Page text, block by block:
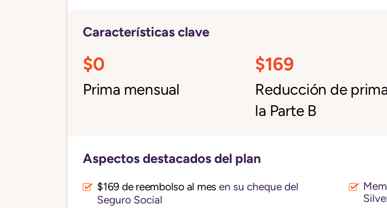
Características clave
$0
Prima mensual
$169
Reducción de
la Parte B
Aspectos destacados del plan
$169 de reembolso al mes en su cheque del
Seguro Social